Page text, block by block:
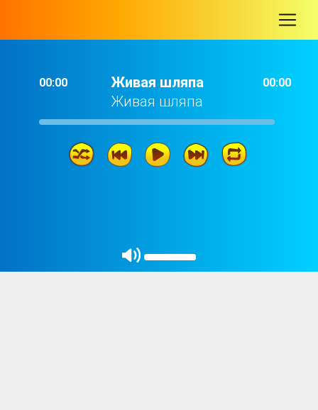
00:00
Живая шляпа
Живая шляпа
00:00
Живая шляпа